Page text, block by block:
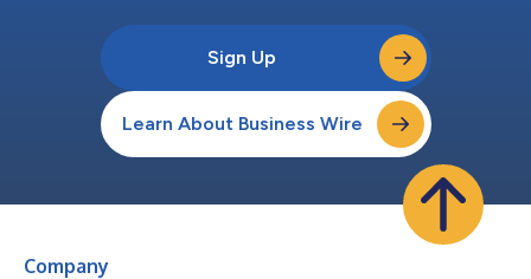
Sign Up
Learn About Business Wire
Company